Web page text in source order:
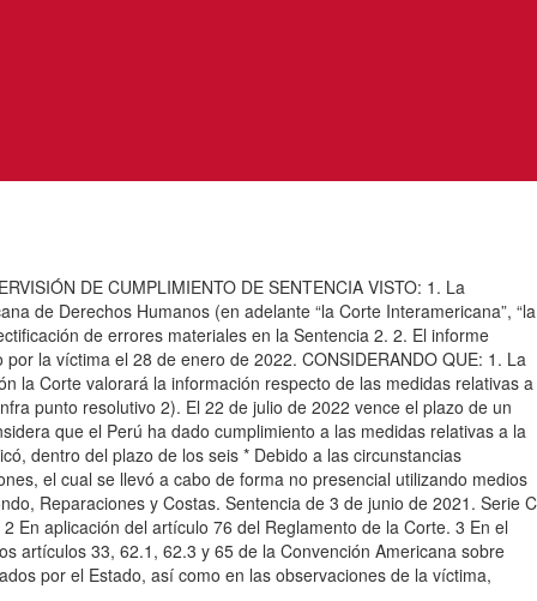
DE CUMPLIMIENTO DE SENTENCIA VISTO: 1. La
de Derechos Humanos (en adelante “la Corte Interamericana”, “la
de errores materiales en la Sentencia 2. 2. El informe
la víctima el 28 de enero de 2022. CONSIDERANDO QUE: 1. La
la Corte valorará la información respecto de las medidas relativas a
punto resolutivo 2). El 22 de julio de 2022 vence el plazo de un
que el Perú ha dado cumplimiento a las medidas relativas a la
dentro del plazo de los seis * Debido a las circunstancias
el cual se llevó a cabo de forma no presencial utilizando medios
Reparaciones y Costas. Sentencia de 3 de junio de 2021. Serie C
En aplicación del artículo 76 del Reglamento de la Corte. 3 En el
artículos 33, 62.1, 62.3 y 65 de la Convención Americana sobre
por el Estado, así como en las observaciones de la víctima,